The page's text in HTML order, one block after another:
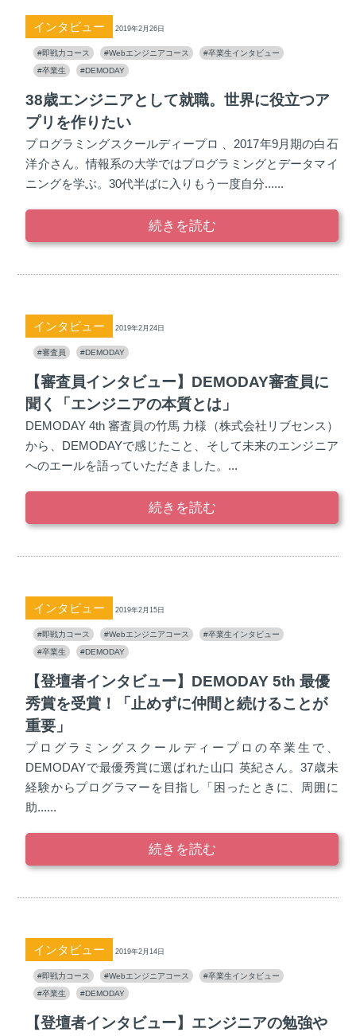
インタビュー 2019年2月26日
#即戦力コース #Webエンジニアコース
#卒業生インタビュー
#卒業生
#DEMODAY
38歳エンジニアとして就職。世界に役立つア
プリを作りたい
プログラミングスクールディープロ 、2017年9月期の白石
洋介さん。情報系の大学ではプログラミングとデータマイ
ニングを学ぶ。30代半ばに入りもう一度自分......
続きを読む
インタビュー 2019年2月24日
#審査員 #DEMODAY
【審査員インタビュー】DEMODAY審査員に
聞く「エンジニアの本質とは」
DEMODAY 4th 審査員の竹馬 力様（株式会社リブセンス）
から、DEMODAYで感じたこと、そして未来のエンジニア
へのエールを語っていただきました。...
続きを読む
インタビュー 2019年2月15日
#即戦力コース #Webエンジニアコース
#卒業生インタビュー
#卒業生
#DEMODAY
【登壇者インタビュー】DEMODAY 5th 最優
秀賞を受賞！「止めずに仲間と続けることが
重要」
プログラミングスクールディープロの卒業生で、
DEMODAYで最優秀賞に選ばれた山口 英紀さん。37歳未
経験からプログラマーを目指し「困ったときに、周囲に
助......
続きを読む
インタビュー 2019年2月14日
#即戦力コース #Webエンジニアコース
#卒業生インタビュー
#卒業生
#DEMODAY
【登壇者インタビュー】エンジニアの勉強や